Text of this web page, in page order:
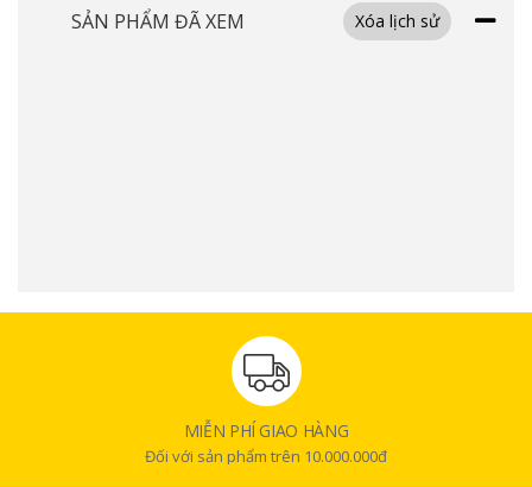
lớn, micro vẫn đảm bảo giọng hát và lời nói luôn được truyền tải liền
Với dải tần đáp ứng từ 30Hz – 18kHz, Micro NEKO MP2600 thể hiện khả
năng tái tạo âm thanh đầy đủ ở cả dải trầm, trung và cao. Điều này giúp
từng nốt nhạc, từng giọng hát trở nên rõ ràng và tự nhiên hơn. Nhờ đó,
mic mang lại trải nghiệm âm thanh chân thật phù hợp cho cả người yêu
ca hát lẫn những buổi thuyết trình chuyên nghiệp.
SẢN PHẨM ĐÃ XEM Xóa lịch sử
MIỄN PHÍ GIAO HÀNG
Đối với sản phẩm trên 10.000.000đ